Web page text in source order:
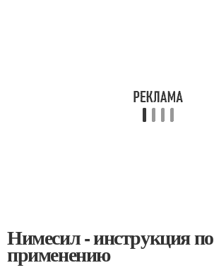
Нимесил - инструкция по
применению